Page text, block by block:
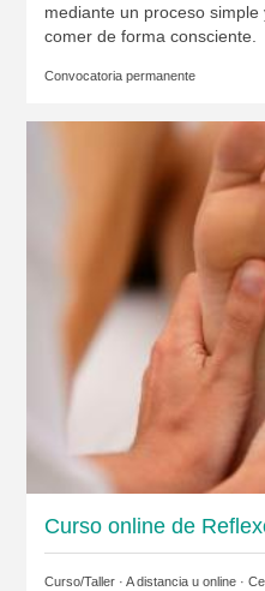
mediante un proceso
comer de forma consciente.
Convocatoria permanente
Curso online de
Curso/Taller · A distancia u online ·